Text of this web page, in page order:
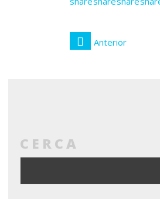
Anterior
CERCA